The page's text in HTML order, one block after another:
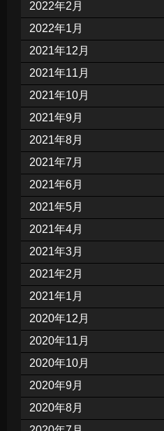
2022年2月
2022年1月
2021年12月
2021年11月
2021年10月
2021年9月
2021年8月
2021年7月
2021年6月
2021年5月
2021年4月
2021年3月
2021年2月
2021年1月
2020年12月
2020年11月
2020年10月
2020年9月
2020年8月